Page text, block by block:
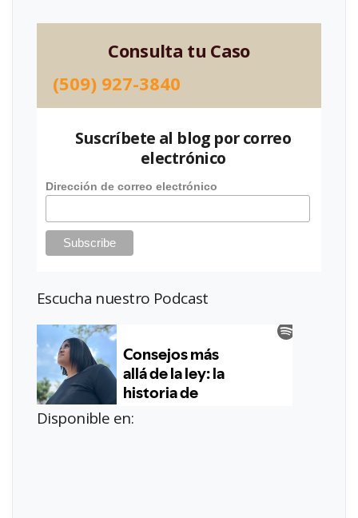
Consulta tu Caso
(509) 927-3840
Suscríbete al blog por correo
electrónico
Dirección de correo electrónico
Escucha nuestro Podcast
Disponible en: